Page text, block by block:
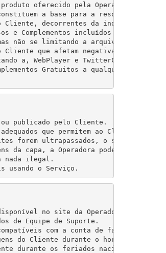
oferecido pela Operadora
a base para a resolução
decorrentes da
e Complementos incluídos para o
não se limitando a arquivos
que afetam negativamente a
a, WebPlayer e TwitterCast,
Gratuitos a qualquer momento,
publicado pelo Cliente.
que permitem ao Cliente
ultrapassados, o serviço pode
capa, a Operadora pode remover
nada ilegal.
usando o Serviço.
no site da Operadora e o e-
de Equipe de Suporte.
com a conta de
do Cliente durante o horário de
durante os feriados nacionais,